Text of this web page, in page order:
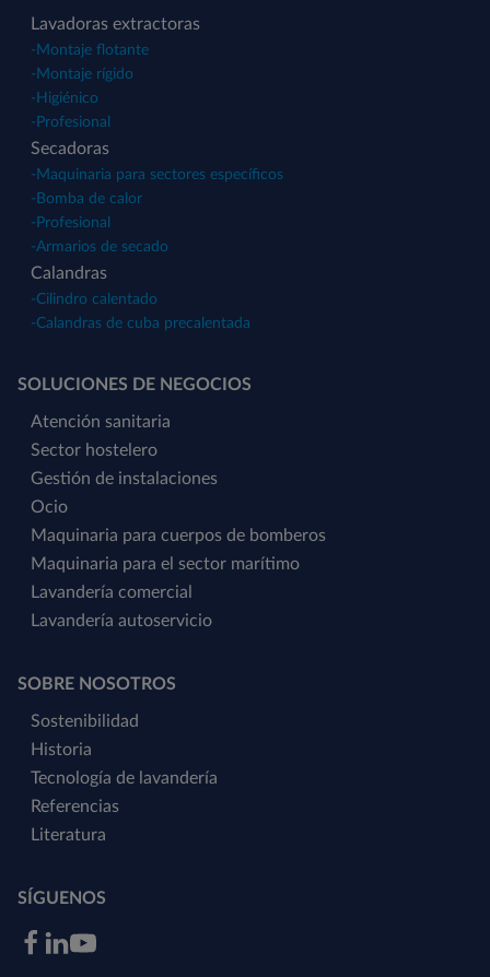
Lavadoras extractoras
- Montaje flotante
- Montaje rígido
- Higiénico
- Profesional
Secadoras
- Maquinaria para sectores específicos
- Bomba de calor
- Profesional
-Armarios de secado
Calandras
-Cilindro calentado
-Calandras de cuba precalentada
SOLUCIONES DE NEGOCIOS
Atención sanitaria
Sector hostelero
Gestión de instalaciones
Ocio
Maquinaria para cuerpos de bomberos
Maquinaria para el sector marítimo
Lavandería comercial
Lavandería autoservicio
SOBRE NOSOTROS
Sostenibilidad
Historia
Tecnología de lavandería
Referencias
Literatura
SÍGUENOS